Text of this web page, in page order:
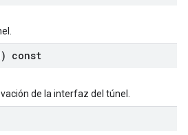
const
de la interfaz del túnel.